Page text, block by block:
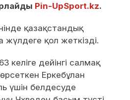
Pin-UpSport.kz.
қазақстандық
қол жеткізді.
келіге дейінгі салмақ
Еркебұлан
үшін белдесуде